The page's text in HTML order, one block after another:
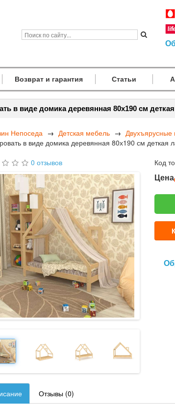
Возврат и гарантия Статьи
в виде домика деревянная 80х190 см
Непоседа Детская мебель
Двухъярусные
в виде домика деревянная 80х190 см деткая
0 отзывов
Код
Цена
Отзывы (0)